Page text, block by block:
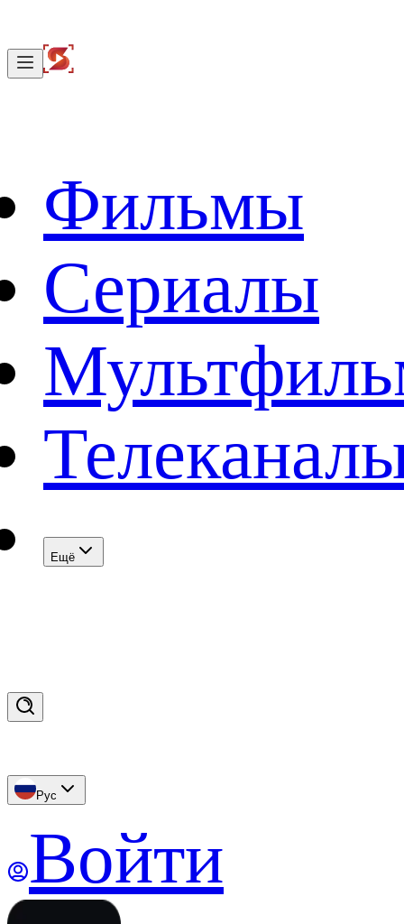
Фильмы
Сериалы
Eщё
Рус
Войти